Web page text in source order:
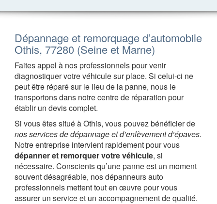
Dépannage et remorquage d’automobile
Othis, 77280 (Seine et Marne)
Faites appel à nos professionnels pour venir
diagnostiquer votre véhicule sur place. Si celui-ci ne
peut être réparé sur le lieu de la panne, nous le
transportons dans notre centre de réparation pour
établir un devis complet.
Si vous êtes situé à Othis, vous pouvez bénéficier de
nos services de dépannage et d’enlèvement d’épaves.
Notre entreprise intervient rapidement pour vous
dépanner et remorquer votre véhicule, si
nécessaire. Conscients qu’une panne est un moment
souvent désagréable, nos dépanneurs auto
professionnels mettent tout en œuvre pour vous
assurer un service et un accompagnement de qualité.